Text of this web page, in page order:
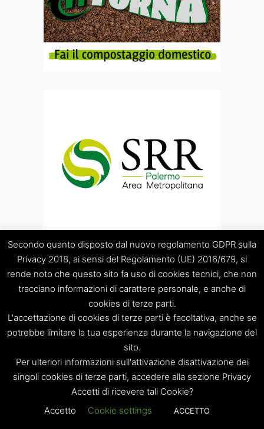
“Società Regolamentazione del servizio di gestione Rifiuti
“Palermo Area Metropolitana” S.C.p.A.
Sede legale: Palermo – Piazza Pretoria 1 – Sede amministrativa:
Palermo – Via Resuttana 360 – Capitale sociale: Euro
120.000,00
PA-309841
Tel. 091 8397879 – e-mail: info@srrpalermo.it – PEC:
srrpalermo@legalmail.it
Secondo quanto disposto dal nuovo regolamento GDPR sulla
Privacy 2018, ai sensi del Regolamento (UE) 2016/679, si
rende noto che questo sito fa uso di cookies tecnici, che non
tracciano informazioni di carattere personale, e anche di
cookies di terze parti.
L'accettazione di cookies di terze parti è facoltativa, anche se
potrebbe limitare la tua esperienza durante la navigazione del
sito.
Per ulteriori informazioni sull'attivazione disattivazione dei
singoli cookies di terze parti, accedere alla sezione Privacy
Accetti di ricevere tali Cookie?
Accetto
Cookie settings ACCETTO